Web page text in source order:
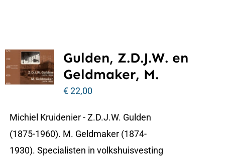
Gulden, Z.D.J.W. en
Geldmaker, M.
€22,00
Michiel Kruidenier - Z.D.J.W. Gulden
(1875-1960). M. Geldmaker (1874-
1930). Specialisten in volkshuisvesting